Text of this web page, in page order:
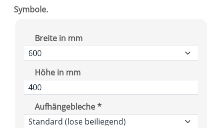
Breite in mm
Höhe in mm
Aufhängebleche *